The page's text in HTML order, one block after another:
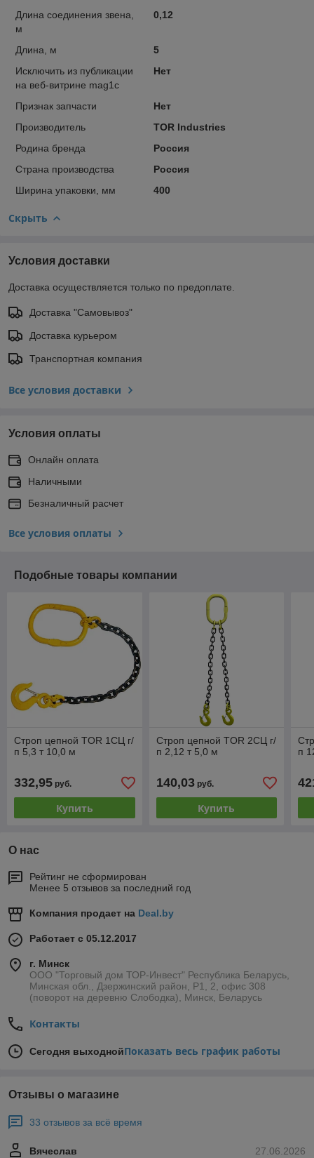
Длина соединения звена,
м
0,12
Длина, м
5
Исключить из публикации
на веб-витрине mag1c
Нет
Признак запчасти
Нет
Производитель
TOR Industries
Родина бренда
Россия
Страна производства
Россия
Ширина упаковки, мм
400
Скрыть
Условия доставки
Доставка осуществляется только по предоплате.
Доставка "Самовывоз"
Доставка курьером
Транспортная компания
Все условия доставки
Условия оплаты
Онлайн оплата
Наличными
Безналичный расчет
Все условия оплаты
Подобные товары компании
Строп цепной TOR 1СЦ г/
п 5,3 т 10,0 м
332,95 руб.
Купить
Строп цепной TOR 2СЦ г/
п 2,12 т 5,0 м
140,03руб.
Купить
п
О нас
Рейтинг не сформирован
Менее 5 отзывов за последний год
Компания продает на Deal.by
Работает с 05.12.2017
г. Минск
ООО "Торговый дом ТОР-Инвест" Республика Беларусь,
Минская обл., Дзержинский район, Р1, 2, офис 308
(поворот на деревню Слободка), Минск, Беларусь
Контакты
Сегодня выходнойПоказать весь график работы
Отзывы о магазине
33 отзывов за всё время
27.06.2026
Вячеслав